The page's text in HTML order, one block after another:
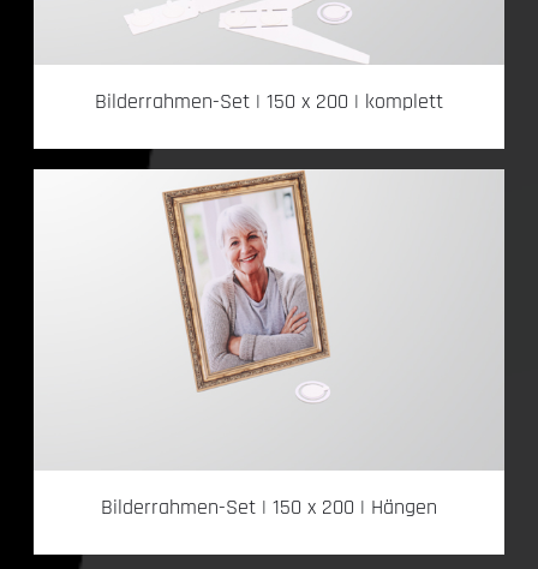
Bilderrahmen-Set | 150 x 200 | komplett
Bilderrahmen-Set | 150 x 200 | Hängen